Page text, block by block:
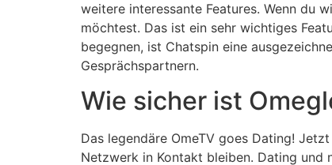
weitere interessante Features. Wenn du
möchtest. Das ist ein sehr wichtiges
begegnen, ist Chatspin eine
Gesprächspartnern.
Wie sicher ist
Das legendäre OmeTV goes Dating!
Netzwerk in Kontakt bleiben. Dating und